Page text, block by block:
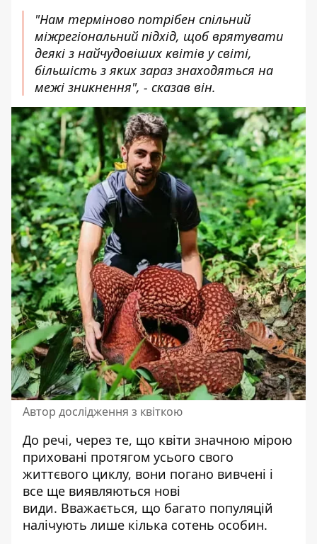
"Нам терміново потрібен спільний
міжрегіональний підхід, щоб врятувати
деякі з найчудовіших квітів у світі,
більшість з яких зараз знаходяться на
межі зникнення", - сказав він.
Автор дослідження з квіткою
До речі, через те, що квіти значною мірою
приховані протягом усього свого
життєвого циклу, вони погано вивчені і
все ще виявляються нові
види. Вважається, що багато популяцій
налічують лише кілька сотень особин.